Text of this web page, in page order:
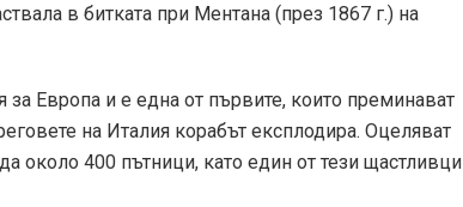
в битката при Ментана (през 1867 г.) на
Европа и е една от първите, които преминават
на Италия корабът експлодира. Оцеляват
около 400 пътници, като един от тези щастливци